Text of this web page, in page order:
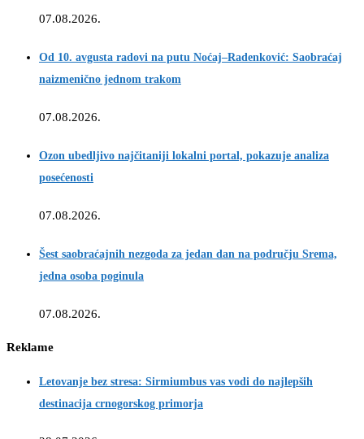
07.08.2026.
Od 10. avgusta radovi na putu Noćaj–Radenković: Saobraćaj
naizmenično jednom trakom
07.08.2026.
Ozon ubedljivo najčitaniji lokalni portal, pokazuje analiza
posećenosti
07.08.2026.
Šest saobraćajnih nezgoda za jedan dan na području Srema,
jedna osoba poginula
07.08.2026.
Reklame
Letovanje bez stresa: Sirmiumbus vas vodi do najlepših
destinacija crnogorskog primorja